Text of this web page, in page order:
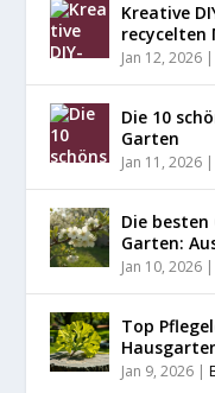
Kreative
recycelten
Jan 12, 2026 |
Die 10
Garten
Jan 11, 2026
Die
Garten:
Jan 10, 2026
Top
Jan 9, 2026 |